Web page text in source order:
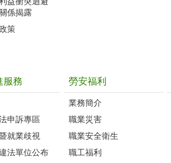
係揭露
策
服務
申訴專區
就業歧視
法單位公布
勞安福利
業務簡介
職業災害
職業安全衛生
職工福利